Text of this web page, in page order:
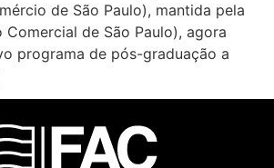
de São Paulo), mantida pela
Comercial de São Paulo), agora
programa de pós-graduação a